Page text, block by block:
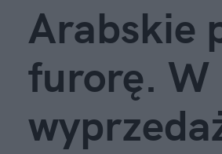
Arabskie
furorę. W